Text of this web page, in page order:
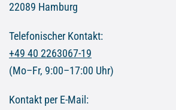
22089 Hamburg
Telefonischer Kontakt:
+49 40 2263067-19
(Mo–Fr, 9:00–17:00 Uhr)
Kontakt per E-Mail: